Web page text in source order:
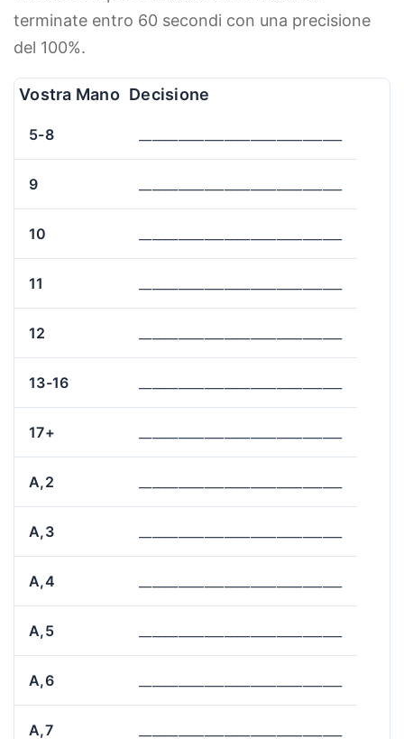
terminate entro 60 secondi con una precisione
del 100%.
Vostra Mano Decisione
5-8
9
10
11
12
13-16
17+
A,2
A,3
A,4
A,5
A,6
A,7